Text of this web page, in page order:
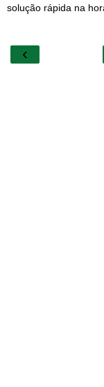
solução rápida na
‹